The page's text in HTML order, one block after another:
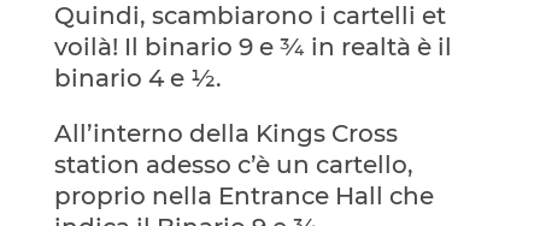
Quindi, scambiarono i cartelli et
voilà! Il binario 9 e ¾ in realtà è il
binario 4 e ½.
All’interno della Kings Cross
station adesso c’è un cartello,
proprio nella Entrance Hall che